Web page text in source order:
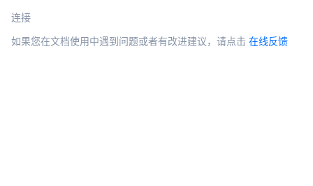
连接
如果您在文档使用中遇到问题或者有改进建议，请点击 在线反馈